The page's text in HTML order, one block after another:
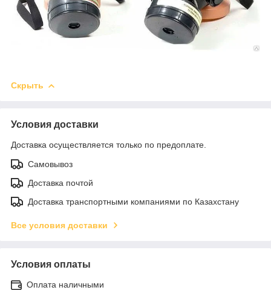
Скрыть
Условия доставки
Доставка осуществляется только по предоплате.
Самовывоз
Доставка почтой
Доставка транспортными компаниями по Казахстану
Все условия доставки
Условия оплаты
Оплата наличными